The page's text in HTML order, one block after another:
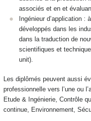
associés et en et
Ingénieur d’application :
développés dans les
dans la traduction de
scientifiques et
unit).
Les diplômés peuvent aussi
professionnellevers l’une ou
Etude &Ingénierie, Contrôle
continue, Environnement,